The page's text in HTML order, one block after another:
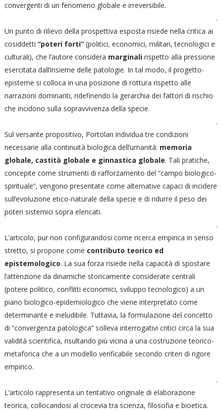
convergenti di un fenomeno globale e irreversibile.
.
Un punto di rilievo della prospettiva esposta risiede nella critica ai
cosiddetti “poteri forti”(politici, economici, militari, tecnologici e
culturali), che l’autore considera marginalirispetto alla pressione
esercitata dall’insieme delle patologie. In tal modo, il progetto-
episteme si colloca in una posizione di rottura rispetto alle
narrazioni dominanti, ridefinendo la gerarchia dei fattori di rischio
che incidono sulla sopravvivenza della specie.
.
Sul versante propositivo, Portolan individua tre condizioni
necessarie alla continuità biologica dell’umanità: memoria
globale, castità globale e ginnastica globale. Tali pratiche,
concepite come strumenti di rafforzamento del “campo biologico-
spirituale”, vengono presentate come alternative capaci di incidere
sull’evoluzione etico-naturale della specie e di ridurre il peso dei
poteri sistemici sopra elencati.
.
L’articolo, pur non configurandosi come ricerca empirica in senso
stretto, si propone come contributo teorico ed
epistemologico. La sua forza risiede nella capacità di spostare
l’attenzione da dinamiche storicamente considerate centrali
(potere politico, conflitti economici, sviluppo tecnologico) a un
piano biologico-epidemiologico che viene interpretato come
determinante e ineludibile. Tuttavia, la formulazione del concetto
di “convergenza patologica” solleva interrogativi critici circa la sua
validità scientifica, risultando più vicina a una costruzione teorico-
metaforica che a un modello verificabile secondo criteri di rigore
empirico.
.
L’articolo rappresenta un tentativo originale di elaborazione
teorica, collocandosi al crocevia tra scienza, filosofia e bioetica.